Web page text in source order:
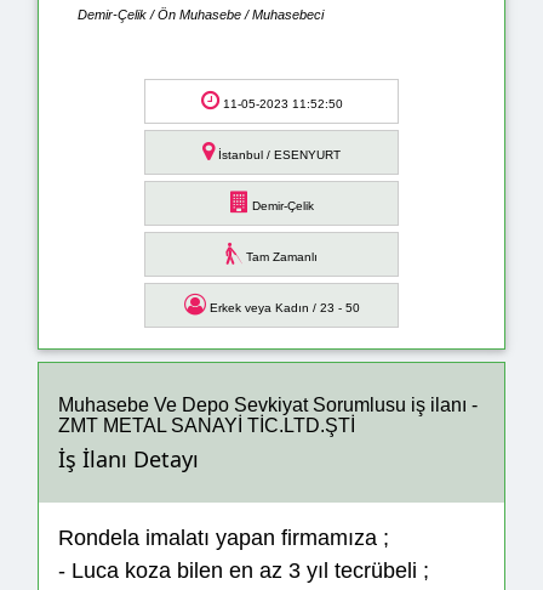
Demir-Çelik / Ön Muhasebe / Muhasebeci
11-05-2023 11:52:50
İstanbul / ESENYURT
Demir-Çelik
Tam Zamanlı
Erkek veya Kadın / 23 - 50
Muhasebe Ve Depo Sevkiyat Sorumlusu iş ilanı -
ZMT METAL SANAYİ TİC.LTD.ŞTİ
İş İlanı Detayı
Rondela imalatı yapan firmamıza ;
- Luca koza bilen en az 3 yıl tecrübeli ;